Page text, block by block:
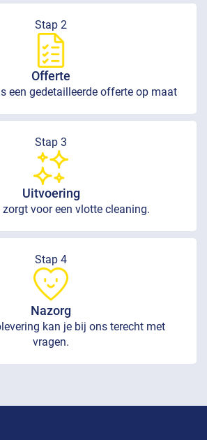
Stap 2
Offerte
een gedetailleerde offerte op maat
Stap 3
Uitvoering
zorgt voor een vlotte cleaning.
Stap 4
Nazorg
kan je bij ons terecht met
vragen.